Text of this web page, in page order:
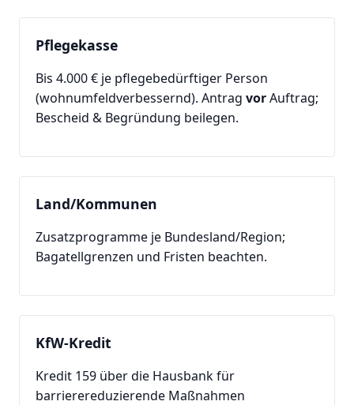
Pflegekasse
Bis 4.000 € je pflegebedürftiger Person
(wohnumfeldverbessernd). Antrag vorAuftrag;
Bescheid & Begründung beilegen.
Land/Kommunen
Zusatzprogramme je Bundesland/Region;
Bagatellgrenzen und Fristen beachten.
KfW-Kredit
Kredit 159 über die Hausbank für
barrierereduzierende Maßnahmen